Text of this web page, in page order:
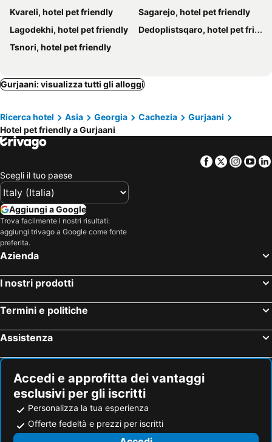
Kvareli, hotel pet friendly
Sagarejo, hotel pet friendly
Lagodekhi, hotel pet friendly
Dedoplistsqaro, hotel pet friendly
Tsnori, hotel pet friendly
Gurjaani: visualizza tutti gli alloggi
Ricerca hotel Asia Georgia Cachezia
Gurjaani
Hotel pet friendly a Gurjaani
Facebook
Twitter
Scegli il tuo paese
Aggiungi a Google
Trova facilmente i nostri risultati:
aggiungi trivago a Google come fonte
preferita.
Azienda
I nostri prodotti
Termini e politiche
Assistenza
Accedi e approfitta dei vantaggi
esclusivi per gli iscritti
Personalizza la tua esperienza
Offerte fedeltà e prezzi per iscritti